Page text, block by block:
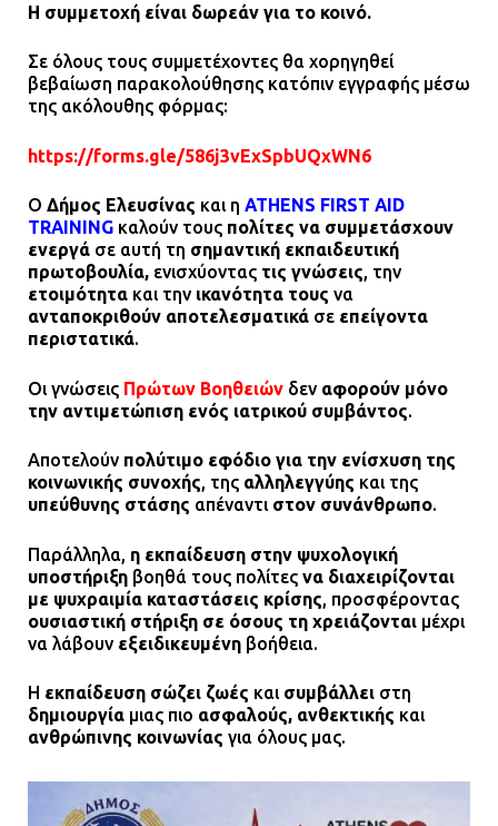
Η συμμετοχή είναι δωρεάν για το κοινό.
Σε όλους τους συμμετέχοντες θα χορηγηθεί
βεβαίωση παρακολούθησης κατόπιν εγγραφής μέσω
της ακόλουθης φόρμας:
https://forms.gle/586j3vExSpbUQxWN6
Ο Δήμος Ελευσίνας και η ATHENS FIRST AID
TRAINING καλούν τους πολίτες να συμμετάσχουν
ενεργά σε αυτή τη σημαντική εκπαιδευτική
πρωτοβουλία, ενισχύοντας τις γνώσεις, την
ετοιμότητα και την ικανότητα τους να
ανταποκριθούν αποτελεσματικά σε επείγοντα
περιστατικά.
Οι γνώσεις Πρώτων Βοηθειών δεν αφορούν μόνο
την αντιμετώπιση ενός ιατρικού συμβάντος.
Αποτελούν πολύτιμο εφόδιο για την ενίσχυση της
κοινωνικής συνοχής, της αλληλεγγύης και της
υπεύθυνης στάσης απέναντι στον συνάνθρωπο.
Παράλληλα, η εκπαίδευση στην ψυχολογική
υποστήριξη βοηθά τους πολίτες να διαχειρίζονται
με ψυχραιμία καταστάσεις κρίσης, προσφέροντας
ουσιαστική στήριξη σε όσους τη χρειάζονται μέχρι
να λάβουν εξειδικευμένη βοήθεια.
Η εκπαίδευση σώζει ζωές και συμβάλλει στη
δημιουργία μιας πιο ασφαλούς, ανθεκτικής και
ανθρώπινης κοινωνίας για όλους μας.